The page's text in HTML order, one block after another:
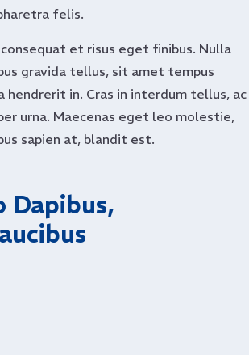
felis.
consequat et risus eget finibus. Nulla
gravida tellus, sit amet tempus
hendrerit in. Cras in interdum tellus, ac
urna. Maecenas eget leo molestie,
sapien at, blandit est.